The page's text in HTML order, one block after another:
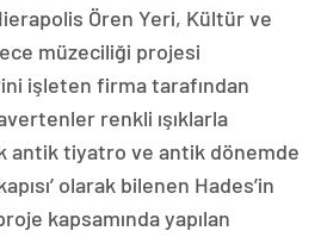
Ören Yeri, Kültür ve
müzeciliği projesi
işleten firma tarafından
renkli ışıklarla
antik tiyatro ve antik dönemde
olarak bilenen Hades’in
kapsamında yapılan